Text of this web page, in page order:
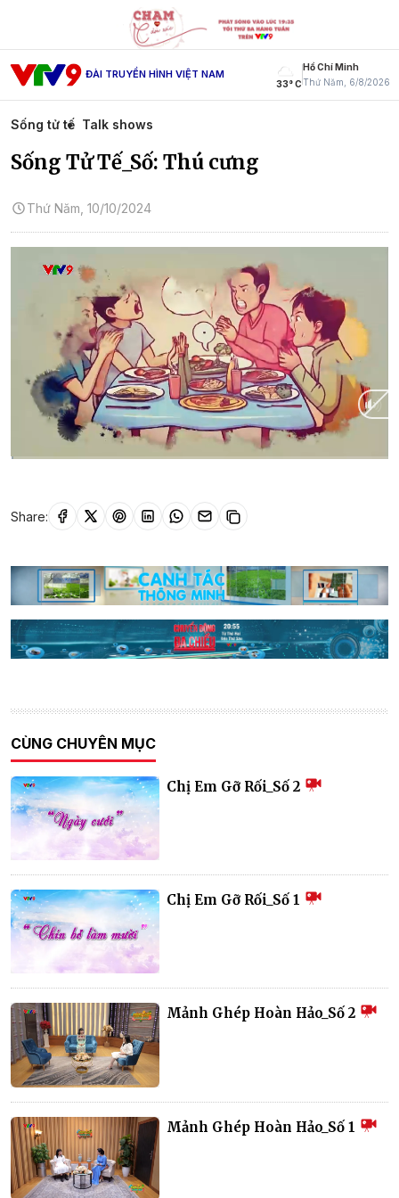
ĐÀI TRUYỀN HÌNH VIỆT NAM
33° C
Hồ Chí Minh
Thứ Năm, 6/8/2026
Sống tử tế Talk shows
Sống Tử Tế_Số: Thú cưng
Thứ Năm, 10/10/2024
Share:
CÙNG CHUYÊN MỤC
Chị Em Gỡ Rối_Số 2
Chị Em Gỡ Rối_Số 1
Mảnh Ghép Hoàn Hảo_Số 2
Mảnh Ghép Hoàn Hảo_Số 1